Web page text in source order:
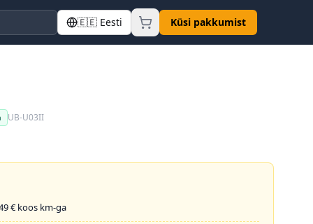
🇪🇪 Eesti Küsi pakkumist
UB-U03II
€ koos km-ga